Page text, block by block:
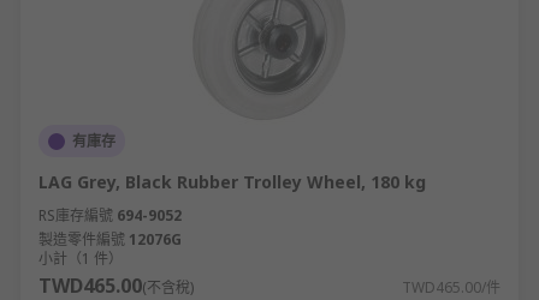
有庫存
LAG Grey, Black Rubber Trolley Wheel, 180 kg
RS庫存編號 694-9052
製造零件編號 12076G
小計（1 件）
TWD465.00(不含稅) TWD465.00/件